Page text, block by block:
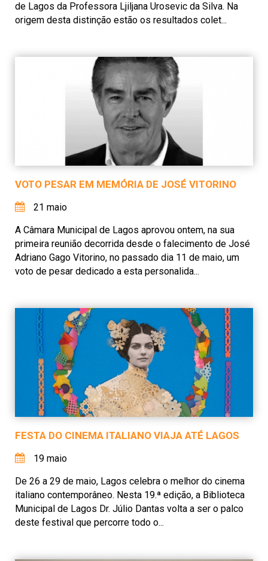
de Lagos da Professora Ljiljana Urosevic da Silva. Na
origem desta distinção estão os resultados colet...
VOTO PESAR EM MEMÓRIA DE JOSÉ VITORINO
21 maio
A Câmara Municipal de Lagos aprovou ontem, na sua
primeira reunião decorrida desde o falecimento de José
Adriano Gago Vitorino, no passado dia 11 de maio, um
voto de pesar dedicado a esta personalida...
FESTA DO CINEMA ITALIANO VIAJA ATÉ LAGOS
19 maio
De 26 a 29 de maio, Lagos celebra o melhor do cinema
italiano contemporâneo. Nesta 19.ª edição, a Biblioteca
Municipal de Lagos Dr. Júlio Dantas volta a ser o palco
deste festival que percorre todo o...